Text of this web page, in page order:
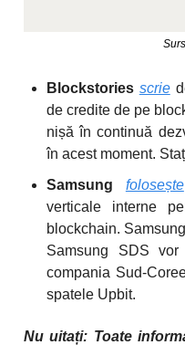
Blockstories scrie
de credite de pe
nișă în continuă
în acest moment.
Samsung
folosește
verticale interne
blockchain.
Samsung SDS
compania Sud-
spatele Upbit.
Nu uitați: Toate